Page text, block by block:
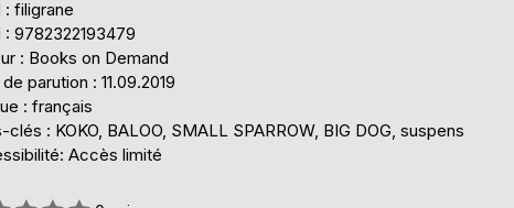
: filigrane
: 9782322193479
: Books on Demand
parution : 11.09.2019
: français
clés : KOKO, BALOO, SMALL SPARROW, BIG DOG, suspens
Accès limité